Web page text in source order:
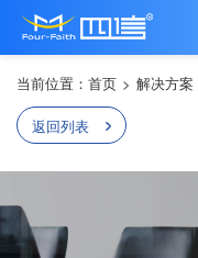
当前位置： 首页 > 解决方案
返回列表